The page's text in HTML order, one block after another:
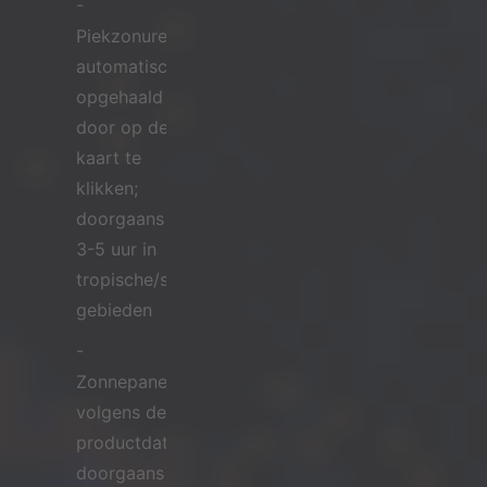
-
Piekzonuren:
automatisch
opgehaald
door op de
kaart te
klikken;
doorgaans
3-5 uur in
tropische/subtropische
gebieden
-
Zonnepaneelvermogen:
volgens de
productdatasheet,
doorgaans